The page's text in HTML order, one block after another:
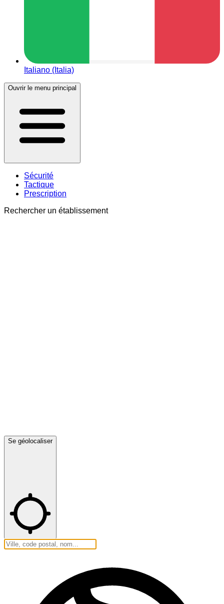
Italiano (Italia)
Ouvrir le menu principal
Sécurité
Tactique
Prescription
Rechercher un établissement
Se géolocaliser